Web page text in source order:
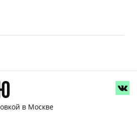
в Москве